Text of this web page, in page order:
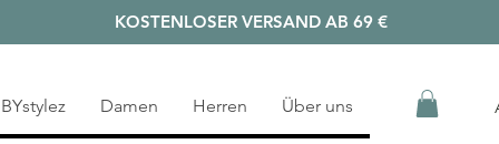
KOSTENLOSER VERSAND AB 69 €
BYstylez Damen Herren Über uns